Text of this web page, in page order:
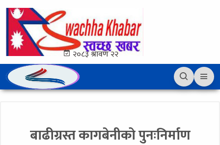
२०८३ श्रावण २२
बाढीग्रस्त कागबेनीको पुनःनिर्माण